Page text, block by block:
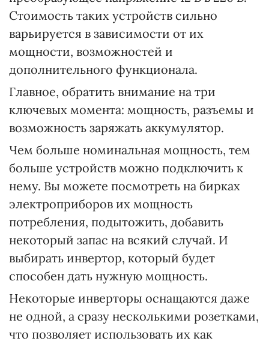
Стоимость таких устройств сильно
варьируется в зависимости от их
мощности, возможностей и
дополнительного функционала.
Главное, обратить внимание на три
ключевых момента: мощность, разъемы и
возможность заряжать аккумулятор.
Чем больше номинальная мощность, тем
больше устройств можно подключить к
нему. Вы можете посмотреть на бирках
электроприборов их мощность
потребления, подытожить, добавить
некоторый запас на всякий случай. И
выбирать инвертор, который будет
способен дать нужную мощность.
Некоторые инверторы оснащаются даже
не одной, а сразу несколькими розетками,
что позволяет использовать их как